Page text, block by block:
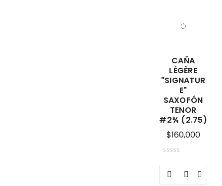
CAÑA
LÉGÈRE
"SIGNATUR
E"
SAXOFÓN
TENOR
#2¾ (2.75)
$160,000